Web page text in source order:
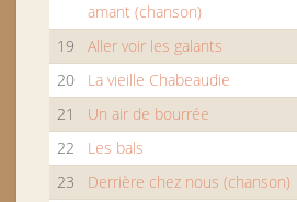
amant (chanson)
19 Aller voir les galants
20
La vieille Chabeaudie
21
Un air de bourrée
22
Les bals
23
Derrière chez nous (chanson)